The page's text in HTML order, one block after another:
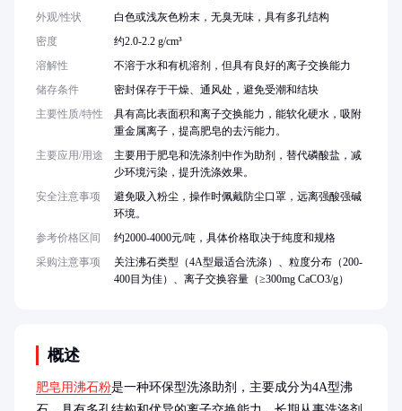
概述
肥皂用沸石粉是一种环保型洗涤助剂，主要成分为4A型沸
外观/性状
白色或浅灰色粉末，无臭无味，具有多孔结构
密度
约2.0-2.2 g/cm³
溶解性
不溶于水和有机溶剂，但具有良好的离子交换能力
储存条件
密封保存于干燥、通风处，避免受潮和结块
主要性质/特性
具有高比表面积和离子交换能力，能软化硬水，吸附
重金属离子，提高肥皂的去污能力。
主要应用/用途
主要用于肥皂和洗涤剂中作为助剂，替代磷酸盐，减
少环境污染，提升洗涤效果。
安全注意事项
避免吸入粉尘，操作时佩戴防尘口罩，远离强酸强碱
环境。
参考价格区间
约2000-4000元/吨，具体价格取决于纯度和规格
采购注意事项
关注沸石类型（4A型最适合洗涤）、粒度分布（200-
400目为佳）、离子交换容量（≥300mg CaCO3/g）